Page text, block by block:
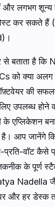
लगभग शून्य
कर सकते हैं
से बताता है
को क्या अलग
की
उपलब्ध होने
के एप्लिकेशन
है। आप जानेंगे
प्रति-वॉट कैसे
के पूर्ण
Nadella
और हर डेस्क